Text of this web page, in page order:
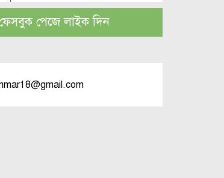
বচন কাকে বলে এবং প্রকারসহ
উদাহরণ
লিঙ্গ পরিবর্তনের উদাহরণ
পেজে লাইক দিন